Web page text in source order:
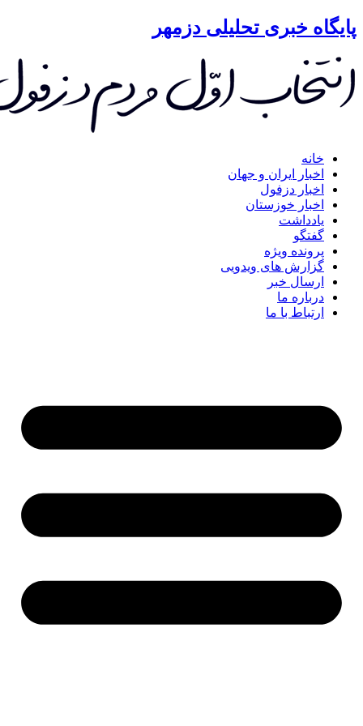
خبری تحلیلی دزمهر
خانه
اخبار ایران و جهان
اخبار دزفول
اخبار خوزستان
یادداشت
گفتگو
پرونده ویژه
گزارش های ویدویی
ارسال خبر
درباره ما
ارتباط با ما